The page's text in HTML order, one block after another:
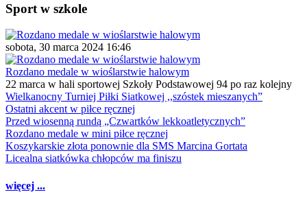
Sport w szkole
sobota, 30 marca 2024 16:46
Rozdano medale w wioślarstwie halowym
22 marca w hali sportowej Szkoły Podstawowej 94 po raz kolejny
Wielkanocny Turniej Piłki Siatkowej ,,szóstek mieszanych”
Ostatni akcent w piłce ręcznej
Przed wiosenną rundą „Czwartków lekkoatletycznych”
Rozdano medale w mini piłce ręcznej
Koszykarskie złota ponownie dla SMS Marcina Gortata
Licealna siatkówka chłopców ma finiszu
więcej ...